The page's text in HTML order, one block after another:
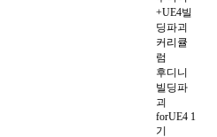
+UE4빌
딩파괴
커리큘
럼
후디니
빌딩파
괴
forUE4 1
기